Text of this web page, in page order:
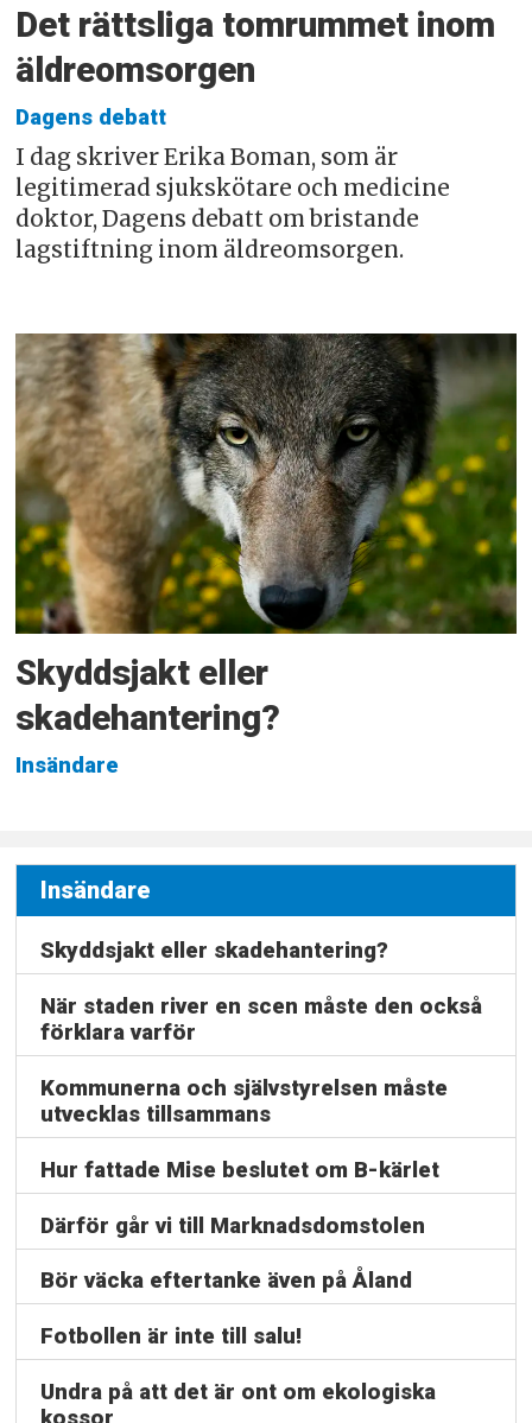
Det rättsliga tomrummet inom
äldreomsorgen
Dagens debatt
I dag skriver Erika Boman, som är
legitimerad sjukskötare och medicine
doktor, Dagens debatt om bristande
lagstiftning inom äldreomsorgen.
Skyddsjakt eller
skadehantering?
Insändare
Insändare
Skyddsjakt eller skadehantering?
När staden river en scen måste den också
förklara varför
Kommunerna och självstyrelsen måste
utvecklas tillsammans
Hur fattade Mise beslutet om B-kärlet
Därför går vi till Marknadsdomstolen
Bör väcka eftertanke även på Åland
Fotbollen är inte till salu!
Undra på att det är ont om ekologiska